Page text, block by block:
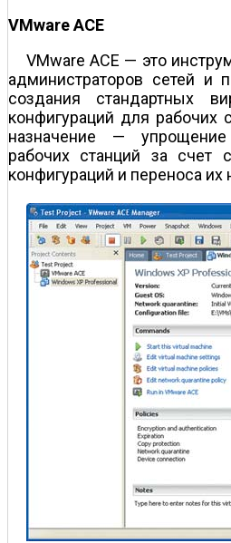
VMware ACE
VMware ACE — это
администраторов сетей и
создания стандартных
конфигураций для рабочих
назначение — упрощение
рабочих станций за счет
конфигураций и переноса их